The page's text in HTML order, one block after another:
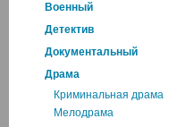
Военный
Детектив
Документальный
Драма
Криминальная драма
Мелодрама